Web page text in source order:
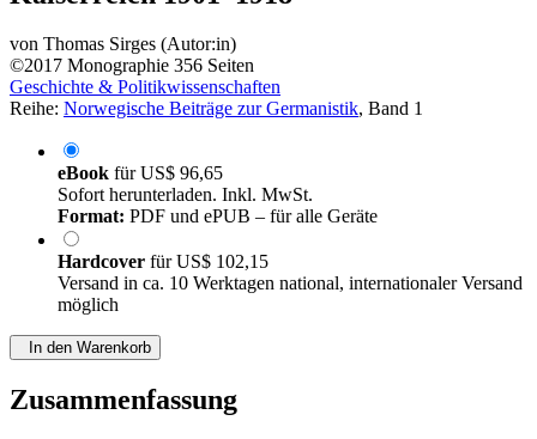
von Thomas Sirges (Autor:in)
©2017 Monographie 356 Seiten
Geschichte & Politikwissenschaften
Reihe: Norwegische Beiträge zur Germanistik, Band 1
eBook fürUS$ 96,65
Sofort herunterladen. Inkl. MwSt.
Format: PDF und ePUB – für alle Geräte
Hardcover fürUS$ 102,15
Versand in ca. 10 Werktagen national, internationaler Versand
möglich
In den Warenkorb
Zusammenfassung